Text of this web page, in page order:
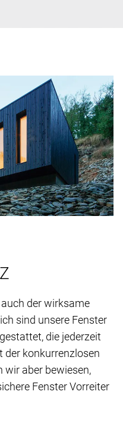
der wirksame
sind unsere Fenster
die jederzeit
der konkurrenzlosen
wir aber bewiesen,
Fenster Vorreiter